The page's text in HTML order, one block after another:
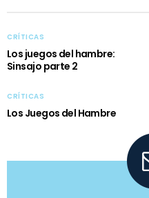
CRÍTICAS
Los juegos del hambre:
Sinsajo parte 2
CRÍTICAS
Los Juegos del Hambre